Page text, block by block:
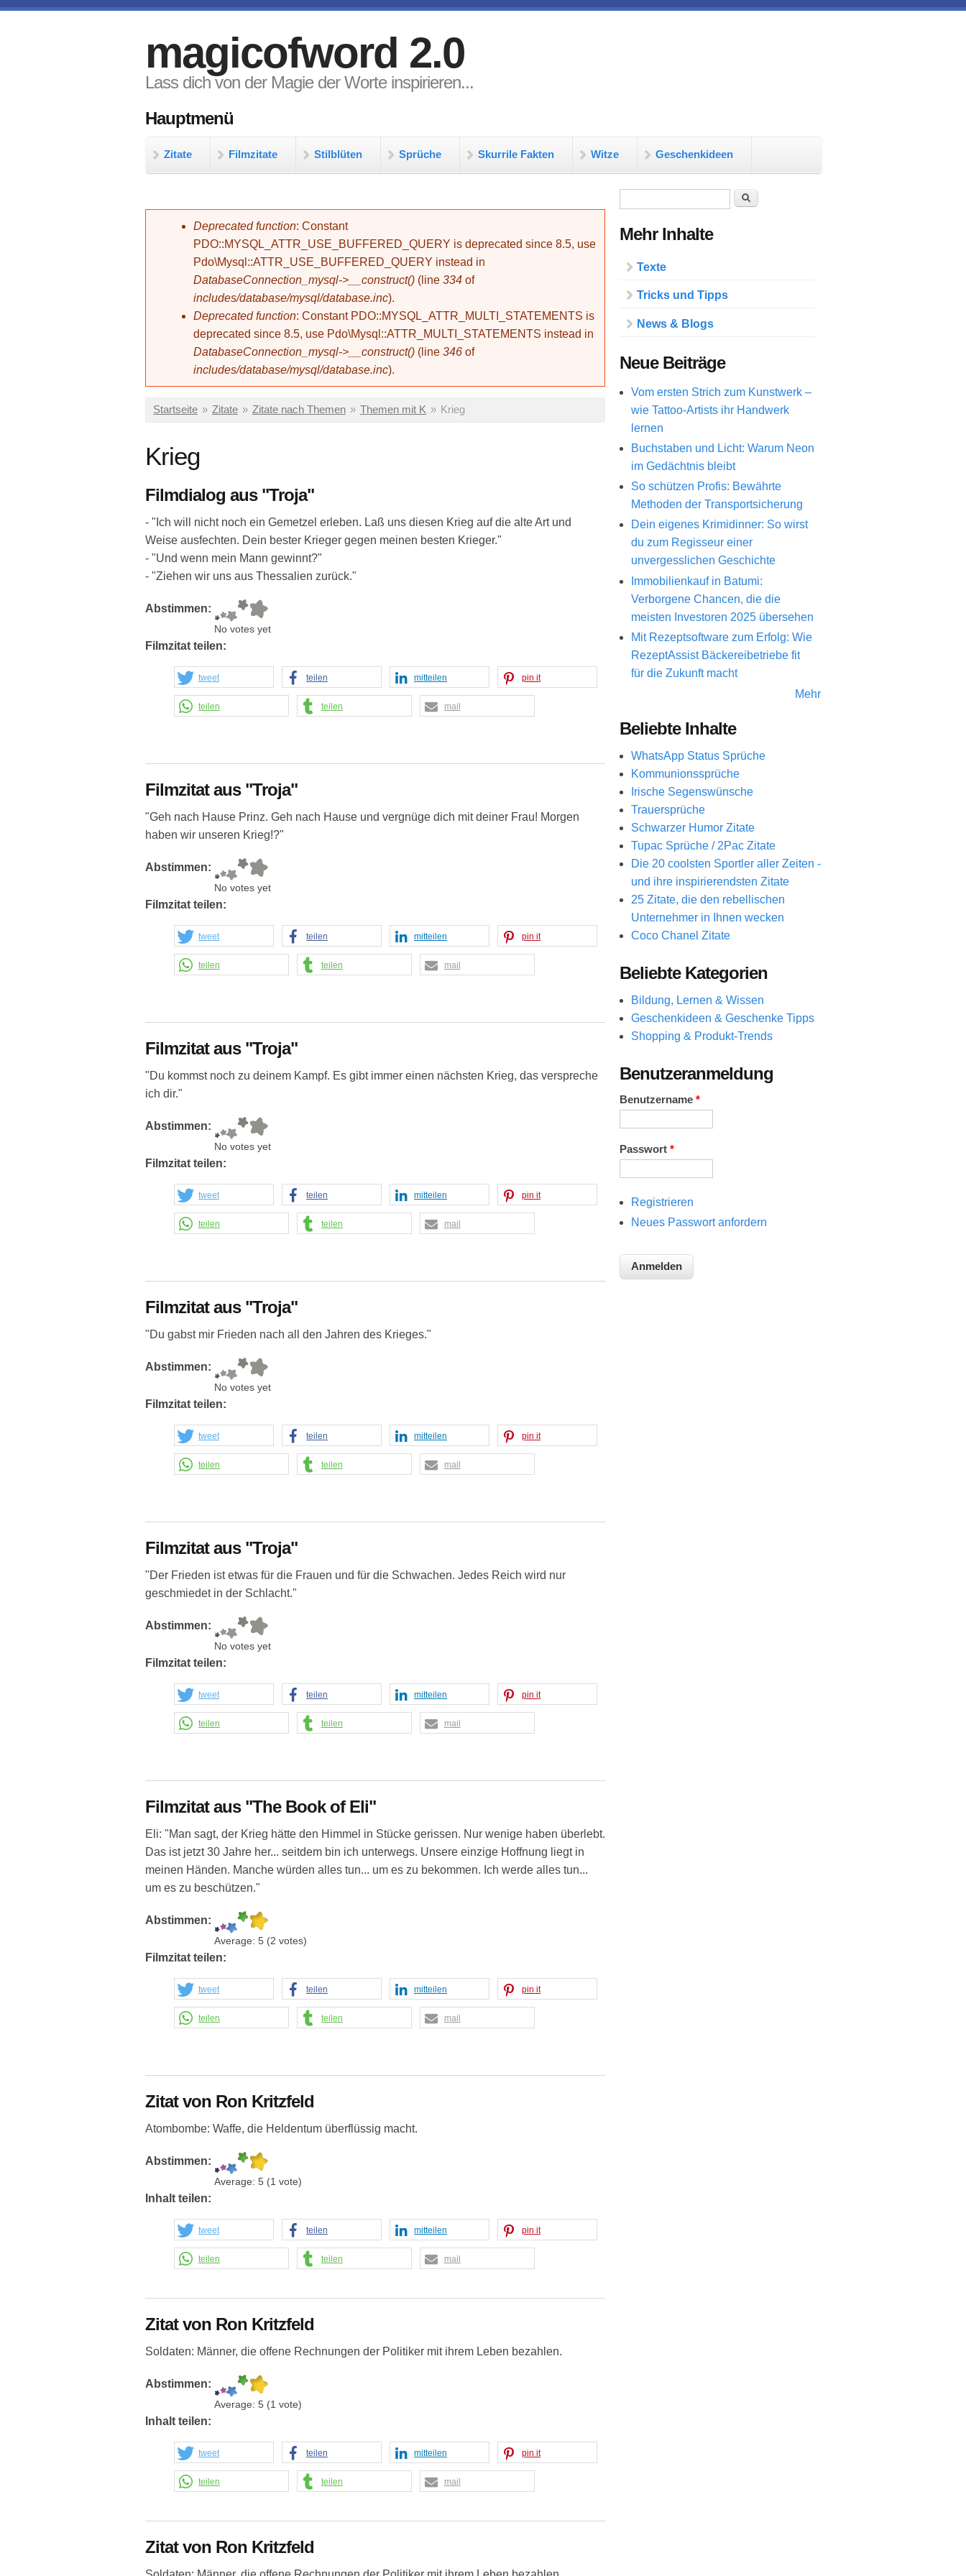
magicofword 2.0
Lass dich von der Magie der Worte inspirieren...
Hauptmenü
Zitate Filmzitate Stilblüten Sprüche Skurrile Fakten Witze Geschenkideen
Fehlermeldung
Deprecated function: Constant
PDO::MYSQL_ATTR_USE_BUFFERED_QUERY is deprecated since 8.5, use
Pdo\Mysql::ATTR_USE_BUFFERED_QUERY instead in
DatabaseConnection_mysql->__construct() (line 334 of
includes/database/mysql/database.inc).
Deprecated function: Constant PDO::MYSQL_ATTR_MULTI_STATEMENTS is
deprecated since 8.5, use Pdo\Mysql::ATTR_MULTI_STATEMENTS instead in
DatabaseConnection_mysql->__construct() (line 346 of
includes/database/mysql/database.inc).
Sie sind hier
Startseite » Zitate » Zitate nach Themen » Themen mit K » Krieg
Krieg
Filmdialog aus "Troja"
- "Ich will nicht noch ein Gemetzel erleben. Laß uns diesen Krieg auf die alte Art und
Weise ausfechten. Dein bester Krieger gegen meinen besten Krieger."
- "Und wenn mein Mann gewinnt?"
- "Ziehen wir uns aus Thessalien zurück."
Abstimmen:
No votes yet
Filmzitat teilen:
tweet teilen mitteilen pin it
teilen teilen mail
Filmzitat aus "Troja"
"Geh nach Hause Prinz. Geh nach Hause und vergnüge dich mit deiner Frau! Morgen
haben wir unseren Krieg!?"
Abstimmen:
No votes yet
Filmzitat teilen:
tweet teilen mitteilen pin it
teilen teilen mail
Filmzitat aus "Troja"
"Du kommst noch zu deinem Kampf. Es gibt immer einen nächsten Krieg, das verspreche
ich dir."
Abstimmen:
No votes yet
Filmzitat teilen:
tweet teilen mitteilen pin it
teilen teilen mail
Filmzitat aus "Troja"
"Du gabst mir Frieden nach all den Jahren des Krieges."
Abstimmen:
No votes yet
Filmzitat teilen:
tweet teilen mitteilen pin it
teilen teilen mail
Filmzitat aus "Troja"
"Der Frieden ist etwas für die Frauen und für die Schwachen. Jedes Reich wird nur
geschmiedet in der Schlacht."
Abstimmen:
No votes yet
Filmzitat teilen:
tweet teilen mitteilen pin it
teilen teilen mail
Filmzitat aus "The Book of Eli"
Eli: "Man sagt, der Krieg hätte den Himmel in Stücke gerissen. Nur wenige haben überlebt.
Das ist jetzt 30 Jahre her... seitdem bin ich unterwegs. Unsere einzige Hoffnung liegt in
meinen Händen. Manche würden alles tun... um es zu bekommen. Ich werde alles tun...
um es zu beschützen."
Abstimmen:
Average: 5 (2 votes)
Filmzitat teilen:
tweet teilen mitteilen pin it
teilen teilen mail
Zitat von Ron Kritzfeld
Atombombe: Waffe, die Heldentum überflüssig macht.
Abstimmen:
Average: 5 (1 vote)
Inhalt teilen:
tweet teilen mitteilen pin it
teilen teilen mail
Zitat von Ron Kritzfeld
Soldaten: Männer, die offene Rechnungen der Politiker mit ihrem Leben bezahlen.
Abstimmen:
Average: 5 (1 vote)
Inhalt teilen:
tweet teilen mitteilen pin it
teilen teilen mail
Zitat von Ron Kritzfeld
Suche
Mehr Inhalte
Texte
Tricks und Tipps
News & Blogs
Neue Beiträge
Vom ersten Strich zum Kunstwerk –
wie Tattoo-Artists ihr Handwerk
lernen
Buchstaben und Licht: Warum Neon
im Gedächtnis bleibt
So schützen Profis: Bewährte
Methoden der Transportsicherung
Dein eigenes Krimidinner: So wirst
du zum Regisseur einer
unvergesslichen Geschichte
Immobilienkauf in Batumi:
Verborgene Chancen, die die
meisten Investoren 2025 übersehen
Mit Rezeptsoftware zum Erfolg: Wie
RezeptAssist Bäckereibetriebe fit
für die Zukunft macht
Mehr
Beliebte Inhalte
WhatsApp Status Sprüche
Kommunionssprüche
Irische Segenswünsche
Trauersprüche
Schwarzer Humor Zitate
Tupac Sprüche / 2Pac Zitate
Die 20 coolsten Sportler aller Zeiten -
und ihre inspirierendsten Zitate
25 Zitate, die den rebellischen
Unternehmer in Ihnen wecken
Coco Chanel Zitate
Beliebte Kategorien
Bildung, Lernen & Wissen
Geschenkideen & Geschenke Tipps
Shopping & Produkt-Trends
Benutzeranmeldung
Benutzername *
Passwort *
Registrieren
Neues Passwort anfordern